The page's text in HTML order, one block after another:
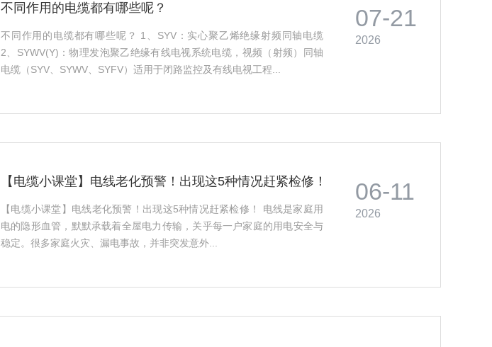
07-21
2026
不同作用的电缆都有哪些呢？
不同作用的电缆都有哪些呢？ 1、SYV：实心聚乙烯绝缘射频同轴电缆
2、SYWV(Y)：物理发泡聚乙绝缘有线电视系统电缆，视频（射频）同轴
电缆（SYV、SYWV、SYFV）适用于闭路监控及有线电视工程...
06-11
2026
【电缆小课堂】电线老化预警！出现这5种情况赶紧检修！
【电缆小课堂】电线老化预警！出现这5种情况赶紧检修！ 电线是家庭用
电的隐形血管，默默承载着全屋电力传输，关乎每一户家庭的用电安全与
稳定。很多家庭火灾、漏电事故，并非突发意外...